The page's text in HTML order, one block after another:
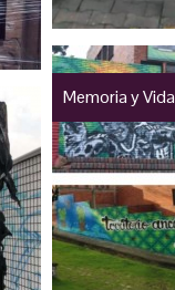
Memoria y Vida